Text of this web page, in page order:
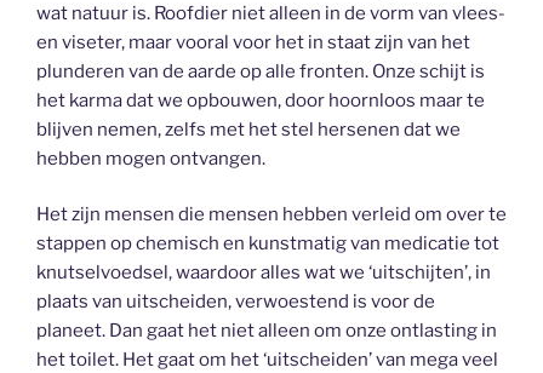
wat natuur is. Roofdier niet alleen in de vorm van vlees-
en viseter, maar vooral voor het in staat zijn van het
plunderen van de aarde op alle fronten. Onze schijt is
het karma dat we opbouwen, door hoornloos maar te
blijven nemen, zelfs met het stel hersenen dat we
hebben mogen ontvangen.
Het zijn mensen die mensen hebben verleid om over te
stappen op chemisch en kunstmatig van medicatie tot
knutselvoedsel, waardoor alles wat we ‘uitschijten’, in
plaats van uitscheiden, verwoestend is voor de
planeet. Dan gaat het niet alleen om onze ontlasting in
het toilet. Het gaat om het ‘uitscheiden’ van mega veel